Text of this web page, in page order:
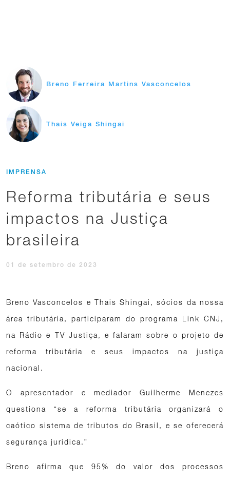
Breno Ferreira Martins Vasconcelos
Thais Veiga Shingai
IMPRENSA
Reforma tributária e seus
impactos na Justiça
brasileira
01 de setembro de 2023
Breno Vasconcelos e Thais Shingai, sócios da nossa
área tributária, participaram do programa Link CNJ,
na Rádio e TV Justiça, e falaram sobre o projeto de
reforma tributária e seus impactos na justiça
nacional.
O apresentador e mediador Guilherme Menezes
questiona “se a reforma tributária organizará o
caótico sistema de tributos do Brasil, e se oferecerá
segurança jurídica.”
Breno afirma que 95% do valor dos processos